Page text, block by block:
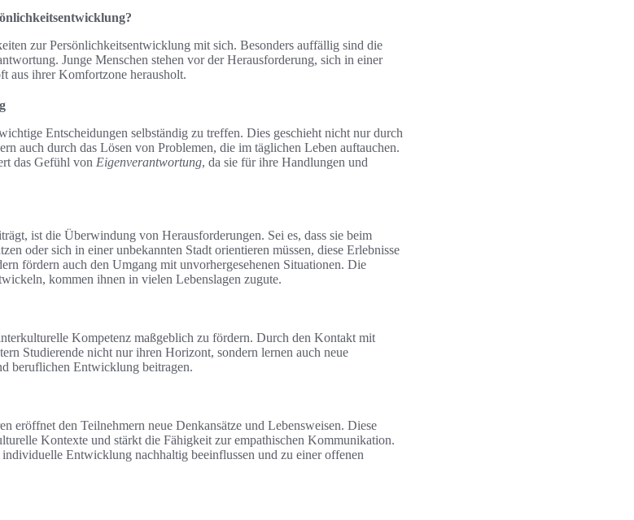
zur Persönlichkeitsentwicklung mit sich. Besonders auffällig sind die
Junge Menschen stehen vor der Herausforderung, sich in einer
aus ihrer Komfortzone herausholt.
Entscheidungen selbständig zu treffen. Dies geschieht nicht nur durch
auch durch das Lösen von Problemen, die im täglichen Leben auftauchen.
das Gefühl von Eigenverantwortung, da sie für ihre Handlungen und
ist die Überwindung von Herausforderungen. Sei es, dass sie beim
oder sich in einer unbekannten Stadt orientieren müssen, diese Erlebnisse
fördern auch den Umgang mit unvorhergesehenen Situationen. Die
kommen ihnen in vielen Lebenslagen zugute.
Kompetenz maßgeblich zu fördern. Durch den Kontakt mit
Studierende nicht nur ihren Horizont, sondern lernen auch neue
beruflichen Entwicklung beitragen.
eröffnet den Teilnehmern neue Denkansätze und Lebensweisen. Diese
Kontexte und stärkt die Fähigkeit zur empathischen Kommunikation.
Entwicklung nachhaltig beeinflussen und zu einer offenen